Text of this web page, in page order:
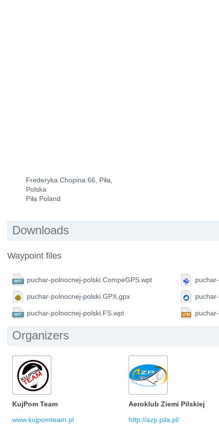
Frederyka Chopina 66, Piła,
Polska
Piła Poland
Downloads
Waypoint files
puchar-polnocnej-polski.CompeGPS.wpt
puchar-polnocnej-polski.GPX.gpx
puchar-polnocnej-polski.FS.wpt
Organizers
KujPom Team
www.kujpomteam.pl
Aeroklub Ziemi Pilskiej
http://azp.pila.pl/